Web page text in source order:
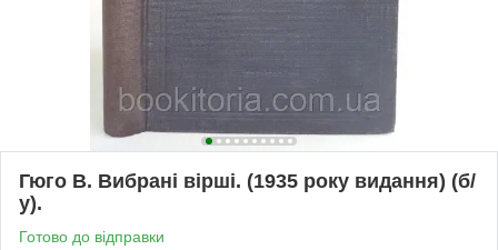
Гюго В. Вибрані вірші. (1935 року видання) (б/
у).
Готово до відправки